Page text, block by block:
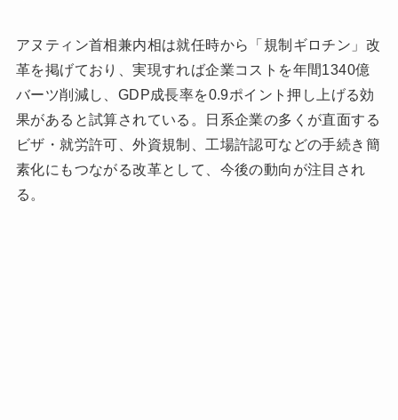
アヌティン首相兼内相は就任時から「規制ギロチン」改
革を掲げており、実現すれば企業コストを年間1340億
バーツ削減し、GDP成長率を0.9ポイント押し上げる効
果があると試算されている。日系企業の多くが直面する
ビザ・就労許可、外資規制、工場許認可などの手続き簡
素化にもつながる改革として、今後の動向が注目され
る。